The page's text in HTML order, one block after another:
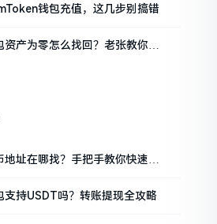
钱包充值，这几步别搞错
产为零怎么找回？老张教你几
址在哪找？手把手教你快速查
持USDT吗？转账提现全攻略